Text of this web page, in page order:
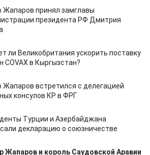
Жапаров принял замглавы
президента РФ Дмитрия
ли Великобритания ускорить поставку
COVAX в Кыргызстан?
Жапаров встретился с делегацией
консулов КР в ФРГ
Турции и Азербайджана
декларацию о союзничестве
Жапаров и король Саудовской Аравии